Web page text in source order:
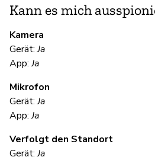
Kann es mich
Kamera
Gerät:Ja
App:Ja
Mikrofon
Gerät:Ja
App:Ja
Verfolgt den Standort
Gerät:Ja